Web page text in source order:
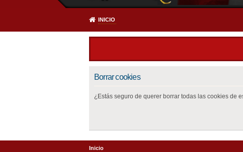
INICIO
Borrar cookies
¿Estás seguro de querer borrar todas las cookies de
Inicio